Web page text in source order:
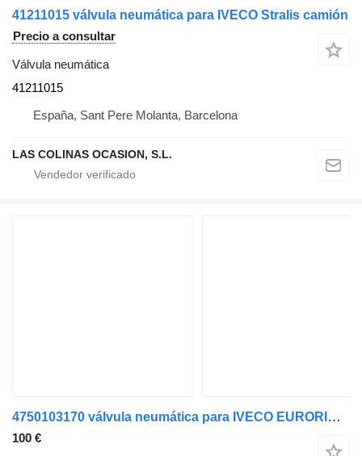
41211015 válvula neumática para IVECO Stralis camión
Precio a consultar
Válvula neumática
41211015
España, Sant Pere Molanta, Barcelona
LAS COLINAS OCASION, S.L.
4750103170 válvula neumática para IVECO EURORIDER-29 camión
100 €